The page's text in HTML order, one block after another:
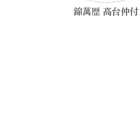
錦萬歴 高台仲付